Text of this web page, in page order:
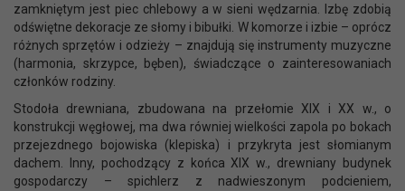
zamkniętym jest piec chlebowy a w sieni wędzarnia. Izbę zdobią
odświętne dekoracje ze słomy i bibułki. W komorze i izbie – oprócz
różnych sprzętów i odzieży – znajdują się instrumenty muzyczne
(harmonia, skrzypce, bęben), świadczące o zainteresowaniach
członków rodziny.
Stodoła drewniana, zbudowana na przełomie XIX i XX w., o
konstrukcji węgłowej, ma dwa równiej wielkości zapola po bokach
przejezdnego bojowiska (klepiska) i przykryta jest słomianym
dachem. Inny, pochodzący z końca XIX w., drewniany budynek
gospodarczy – spichlerz z nadwieszonym podcieniem,